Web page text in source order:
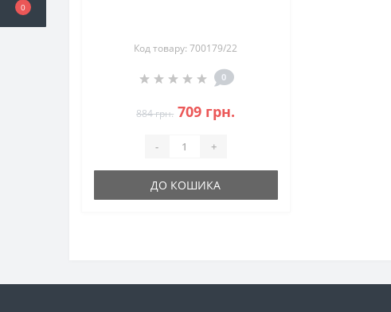
0
Код товару: 700179/22
0
884 грн. 709 грн.
- +
ДО КОШИКА